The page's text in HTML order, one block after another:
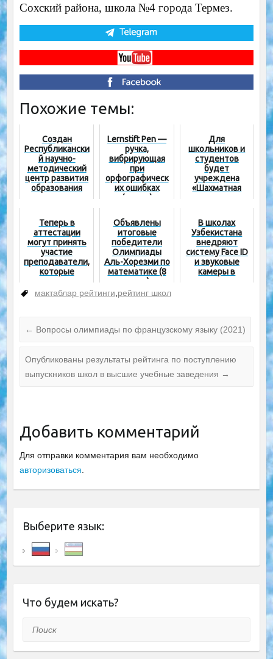
Сохский района, школа №4 города Термез.
Похожие темы:
Создан
Республикански
й научно-
методический
центр развития
образования
Lernstift Pen —
ручка,
вибрирующая
при
орфографическ
их ошибках
(видео)
Для
школьников и
студентов
будет
учреждена
«Шахматная
Теперь в
аттестации
могут принять
участие
преподаватели,
которые
поступили на
новую работу
Объявлены
итоговые
победители
Олимпиады
Аль-Хорезми по
математике (8
класс)
В школах
Узбекистана
внедряют
систему Face ID
и звуковые
камеры в
мактаблар рейтинги рейтинг школ
← Вопросы олимпиады по французскому языку (2021)
Опубликованы результаты рейтинга по поступлению
выпускников школ в высшие учебные заведения →
Добавить комментарий
Для отправки комментария вам необходимо
авторизоваться
Выберите язык:
Что будем искать?
Поиск